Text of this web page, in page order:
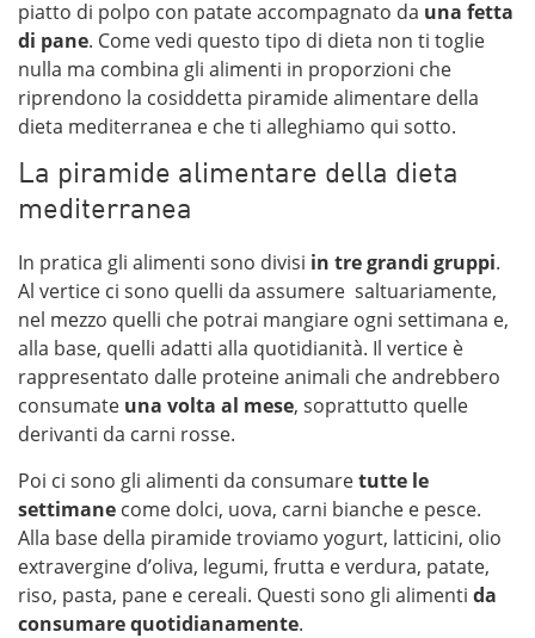
piatto di polpo con patate accompagnato da una fetta
di pane. Come vedi questo tipo di dieta non ti toglie
nulla ma combina gli alimenti in proporzioni che
riprendono la cosiddetta piramide alimentare della
dieta mediterranea e che ti alleghiamo qui sotto.
La piramide alimentare della dieta
mediterranea
In pratica gli alimenti sono divisi in tre grandi gruppi.
Al vertice ci sono quelli da assumere saltuariamente,
nel mezzo quelli che potrai mangiare ogni settimana e,
alla base, quelli adatti alla quotidianità. Il vertice è
rappresentato dalle proteine animali che andrebbero
consumate una volta al mese, soprattutto quelle
derivanti da carni rosse.
Poi ci sono gli alimenti da consumaretutte le
settimane come dolci, uova, carni bianche e pesce.
Alla base della piramide troviamo yogurt, latticini, olio
extravergine d’oliva, legumi, frutta e verdura, patate,
riso, pasta, pane e cereali. Questi sono gli alimenti da
consumare quotidianamente.